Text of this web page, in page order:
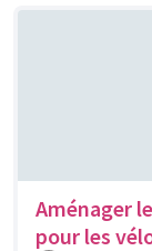
Aménager
pour les